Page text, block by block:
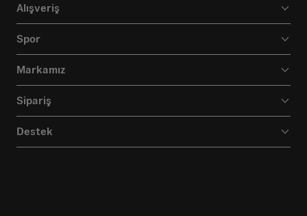
Alışveriş
Spor
Markamız
Sipariş
Destek